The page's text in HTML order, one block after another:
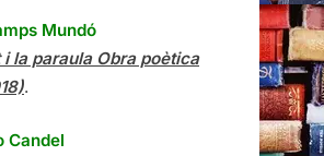
Mundó
i la paraula Obra poètica
.
Candel